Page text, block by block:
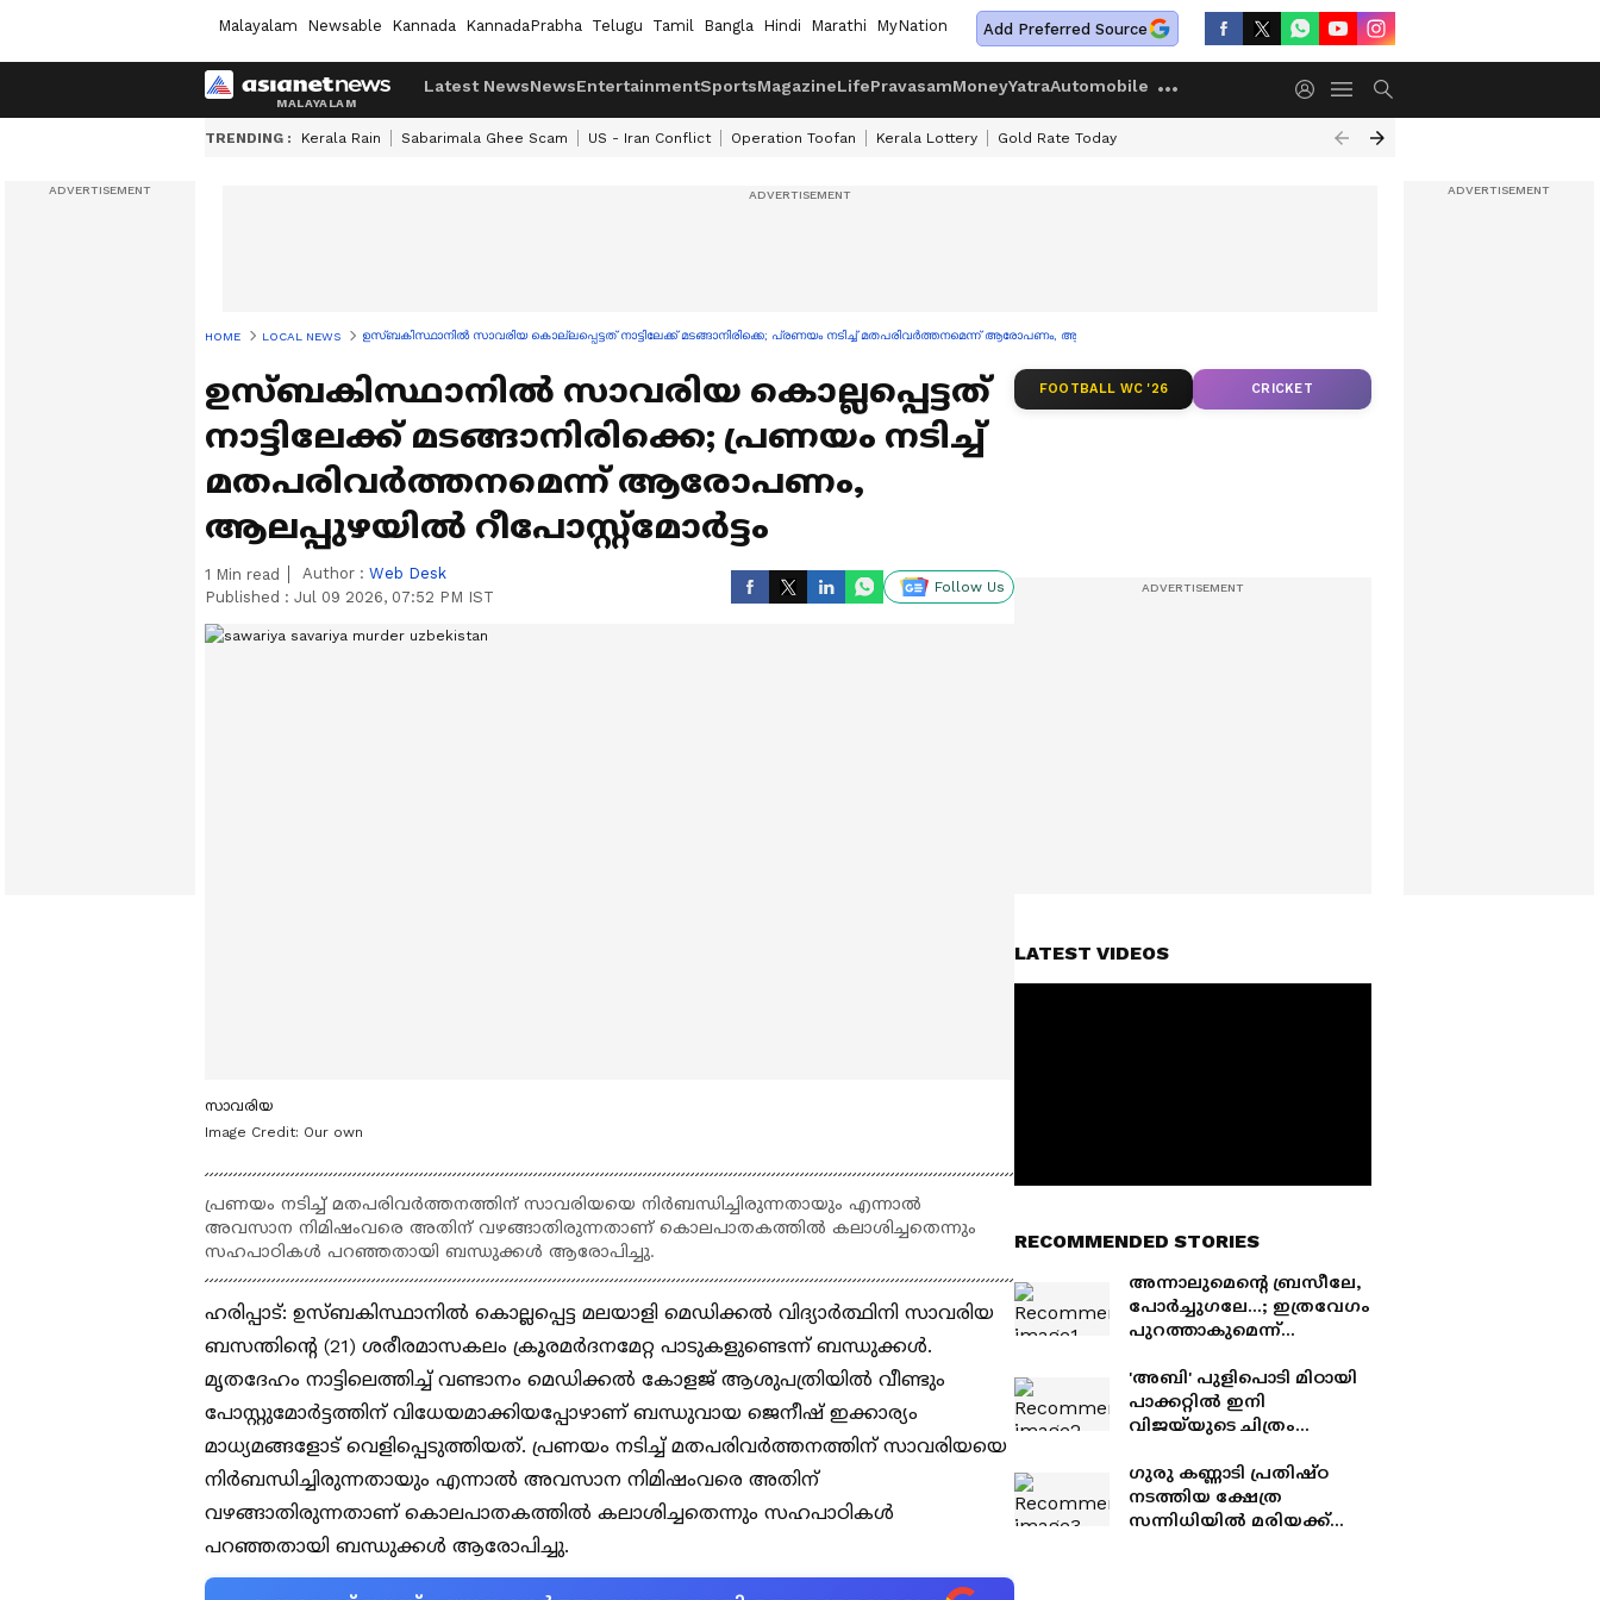
Malayalam Newsable Kannada KannadaPrabha Telugu Tamil Bangla Hindi Marathi MyNation Add Preferred Source
Latest NewsNewsEntertainmentSportsMagazineLifePravasamMoneyYatraAutomobile
TRENDING : Kerala Rain Sabarimala Ghee Scam US - Iran Conflict Operation Toofan Kerala Lottery Gold Rate Today
HOME LOCAL NEWS ഉസ്ബകിസ്ഥാനിൽ സാവരിയ കൊല്ലപ്പെട്ടത് നാട്ടിലേക്ക് മടങ്ങാനിരിക്കെ; പ്രണയം നടിച്ച് മതപരിവർത്തനമെന്ന് ആരോപണം, ആലപ്പുഴയിൽ റീപോസ്റ്റ്മോർട്ടം
ഉസ്ബകിസ്ഥാനിൽ സാവരിയ കൊല്ലപ്പെട്ടത്
നാട്ടിലേക്ക് മടങ്ങാനിരിക്കെ; പ്രണയം നടിച്ച്
മതപരിവർത്തനമെന്ന് ആരോപണം,
ആലപ്പുഴയിൽ റീപോസ്റ്റ്മോർട്ടം
1 Min read Author : Web Desk
Published : Jul 09 2026, 07:52 PM IST
Follow Us
സാവരിയ
Image Credit: Our own
പ്രണയം നടിച്ച് മതപരിവർത്തനത്തിന് സാവരിയയെ നിർബന്ധിച്ചിരുന്നതായും എന്നാൽ
അവസാന നിമിഷംവരെ അതിന് വഴങ്ങാതിരുന്നതാണ് കൊലപാതകത്തിൽ കലാശിച്ചതെന്നും
സഹപാഠികൾ പറഞ്ഞതായി ബന്ധുക്കൾ ആരോപിച്ചു.
ഹരിപ്പാട്: ഉസ്ബകിസ്ഥാനിൽ കൊല്ലപ്പെട്ട മലയാളി മെഡിക്കൽ വിദ്യാര്‍ത്ഥിനി സാവരിയ
ബസന്തിന്റെ (21) ശരീരമാസകലം ക്രൂരമർദനമേറ്റ പാടുകളുണ്ടെന്ന് ബന്ധുക്കൾ.
മൃതദേഹം നാട്ടിലെത്തിച്ച് വണ്ടാനം മെഡിക്കൽ കോളജ് ആശുപത്രിയിൽ വീണ്ടും
പോസ്റ്റുമോർട്ടത്തിന് വിധേയമാക്കിയപ്പോഴാണ് ബന്ധുവായ ജെനീഷ് ഇക്കാര്യം
മാധ്യമങ്ങളോട് വെളിപ്പെടുത്തിയത്. പ്രണയം നടിച്ച് മതപരിവർത്തനത്തിന് സാവരിയയെ
നിർബന്ധിച്ചിരുന്നതായും എന്നാൽ അവസാന നിമിഷംവരെ അതിന്
വഴങ്ങാതിരുന്നതാണ് കൊലപാതകത്തിൽ കലാശിച്ചതെന്നും സഹപാഠികൾ
പറഞ്ഞതായി ബന്ധുക്കൾ ആരോപിച്ചു.
FOOTBALL WC '26 CRICKET
LATEST VIDEOS
RECOMMENDED STORIES
അന്നാലുമെന്‍റെ ബ്രസീലേ,
പോർച്ചുഗലേ...; ഇത്രവേഗം
പുറത്താകുമെന്ന്
നേരിട്ട് കച്ചവടക്കാർ;
ആകെ ആശ്വാസം
അർജന്‍റീന മാത്രം!
'അബി' പുളിപൊടി മിഠായി
പാക്കറ്റിൽ ഇനി
വിജയ്‌യുടെ ചിത്രം
പാക്കറ്റിൽനിന്ന് ചിത്രം
നീക്കി
ഗുരു കണ്ണാടി പ്രതിഷ്ഠ
നടത്തിയ ക്ഷേത്ര
സന്നിധിയിൽ മരിയക്ക്